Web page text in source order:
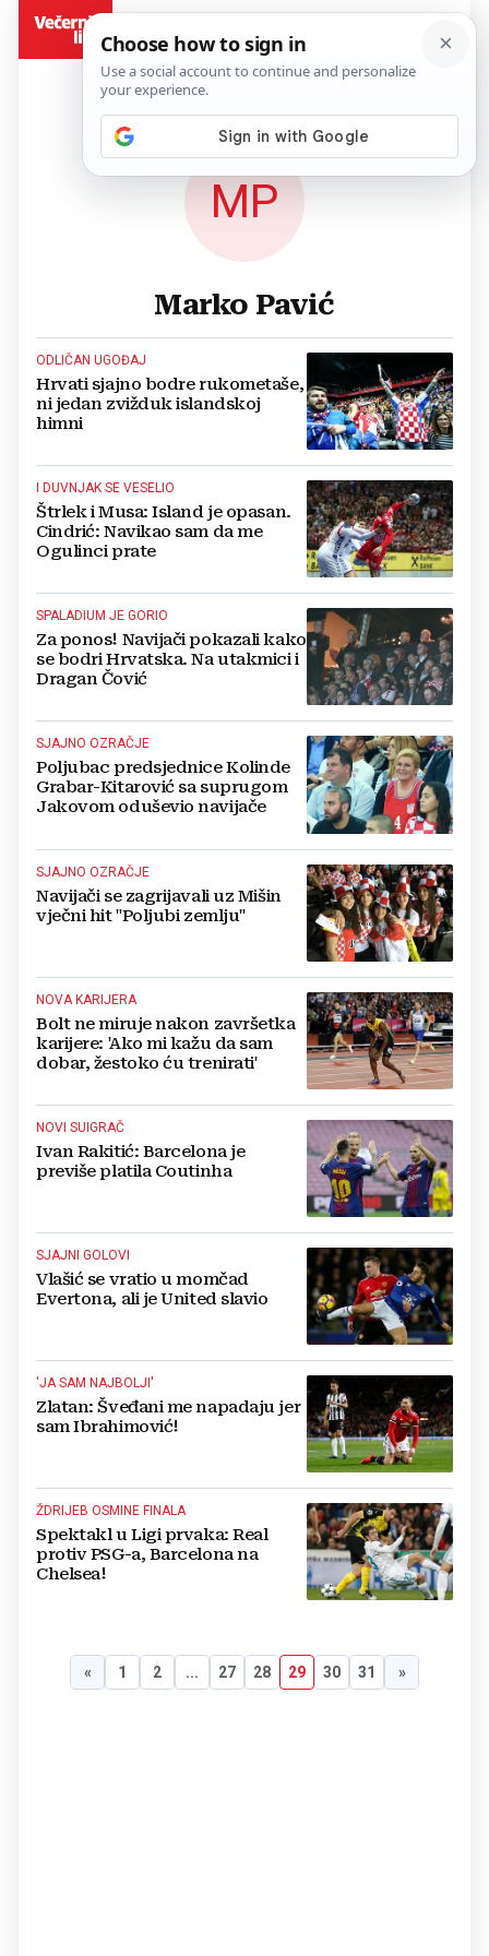
MP
Marko Pavić
ODLIČAN UGOĐAJ
Hrvati sjajno bodre rukometaše,
ni jedan zvižduk islandskoj
himni
I DUVNJAK SE VESELIO
Štrlek i Musa: Island je opasan.
Cindrić: Navikao sam da me
Ogulinci prate
SPALADIUM JE GORIO
Za ponos! Navijači pokazali kako
se bodri Hrvatska. Na utakmici i
Dragan Čović
SJAJNO OZRAČJE
Poljubac predsjednice Kolinde
Grabar-Kitarović sa suprugom
Jakovom oduševio navijače
SJAJNO OZRAČJE
Navijači se zagrijavali uz Mišin
vječni hit "Poljubi zemlju"
NOVA KARIJERA
Bolt ne miruje nakon završetka
karijere: 'Ako mi kažu da sam
dobar, žestoko ću trenirati'
NOVI SUIGRAČ
Ivan Rakitić: Barcelona je
previše platila Coutinha
SJAJNI GOLOVI
Vlašić se vratio u momčad
Evertona, ali je United slavio
'JA SAM NAJBOLJI'
Zlatan: Šveđani me napadaju jer
sam Ibrahimović!
ŽDRIJEB OSMINE FINALA
Spektakl u Ligi prvaka: Real
protiv PSG-a, Barcelona na
Chelsea!
« 1 2 ... 27 28 29 30 31 »